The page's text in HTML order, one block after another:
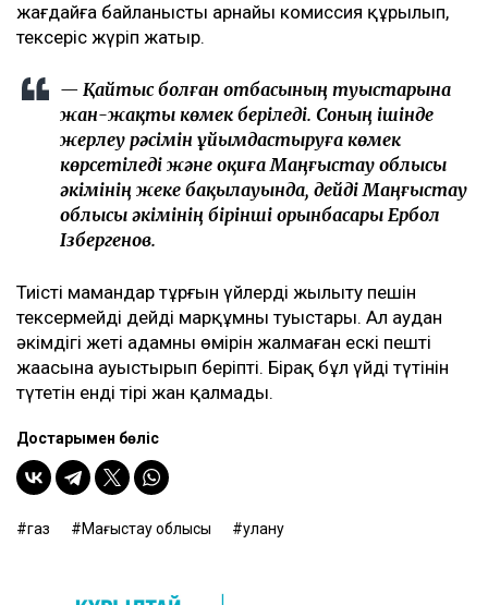
жағдайға байланысты арнайы комиссия құрылып,
тексеріс жүріп жатыр.
— Қайтыс болған отбасының туыстарына
жан-жақты көмек беріледі. Соның ішінде
жерлеу рәсімін ұйымдастыруға көмек
көрсетіледі және оқиға Маңғыстау облысы
әкімінің жеке бақылауында, дейді Маңғыстау
облысы әкімінің бірінші орынбасары Ербол
Ізбергенов.
Тиісті мамандар тұрғын үйлердің жылыту пешін
тексермейді дейді марқұмның туыстары. Ал аудан
әкімдігі жеті адамның өмірін жалмаған ескі пешті
жаңасына ауыстырып беріпті. Бірақ бұл үйдің түтінін
түтетін енді тірі жан қалмады.
Достарыңмен бөліс
газ Маңғыстау облысы улану